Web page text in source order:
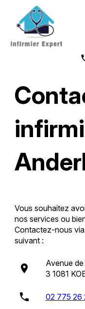
Vous souhaitez
nos services ou
Contactez-nous
suivant :
place
Avenue
3 1081
phone 02 775 26
Panneau de gestion des